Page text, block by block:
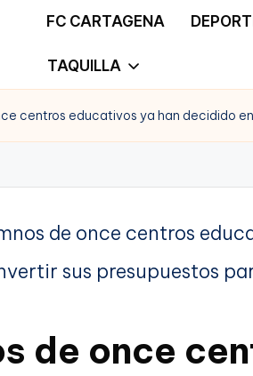
FC CARTAGENA
TAQUILLA
centros educativos ya han decidido
de once